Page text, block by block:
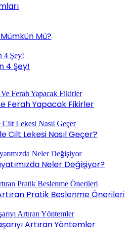
Mü?
4 Şey!
Ferah Yapacak Fikirler
Cilt Lekesi Nasıl Geçer?
Neler Değişiyor?
Pratik Beslenme Önerileri
Artıran Yöntemler